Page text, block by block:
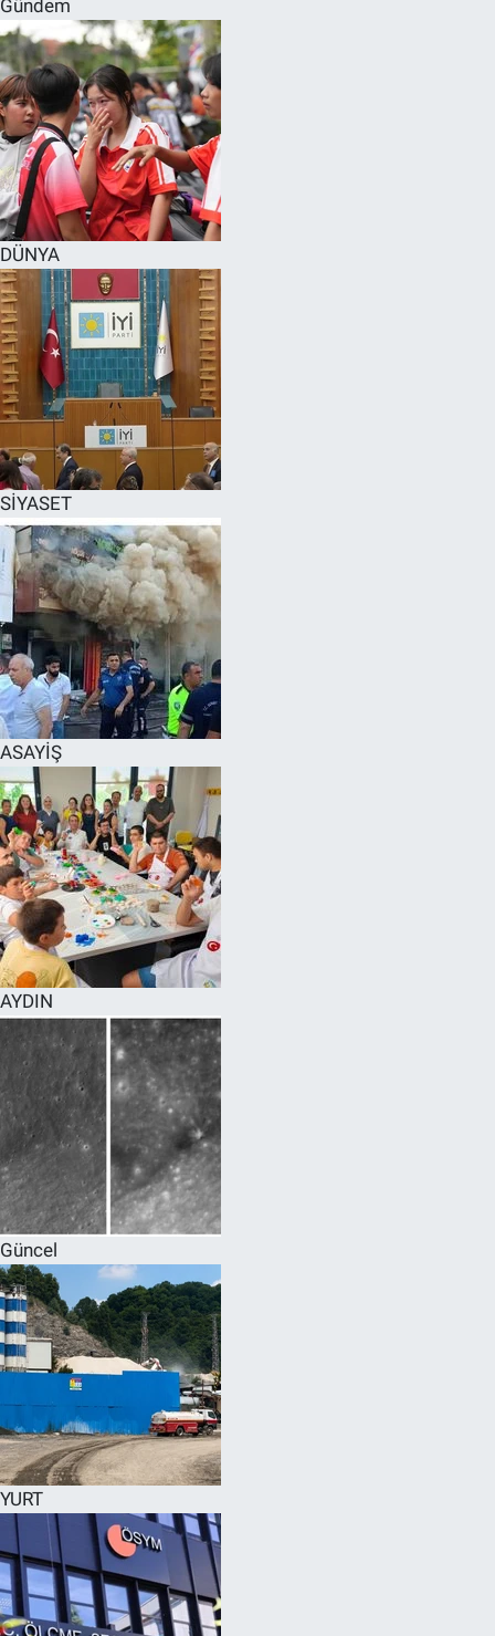
Gündem
DÜNYA
SİYASET
ASAYİŞ
AYDIN
Güncel
YURT
SPOR
RESMİ İLANLAR